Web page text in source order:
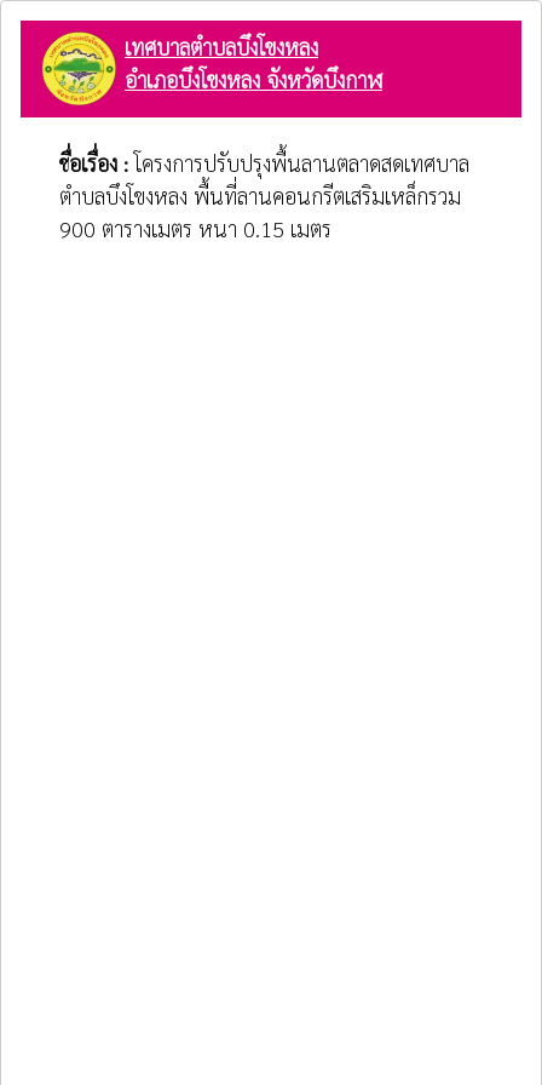
เทศบาลตำบลบึงโขงหลง
อำเภอบึงโขงหลง จังหวัดบึงกาฬ
ชื่อเรื่อง :โครงการปรับปรุงพื้นลานตลาดสดเทศบาล
ตำบลบึงโขงหลง พื้นที่ลานคอนกรีตเสริมเหล็กรวม
900 ตารางเมตร หนา 0.15 เมตร